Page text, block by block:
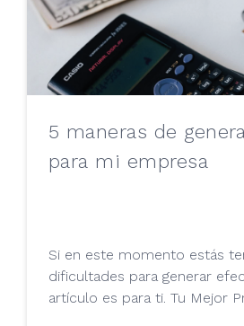
5 maneras de
para mi empresa
Si en este momento estás
dificultades para generar
artículo es para ti. Tu Mejor